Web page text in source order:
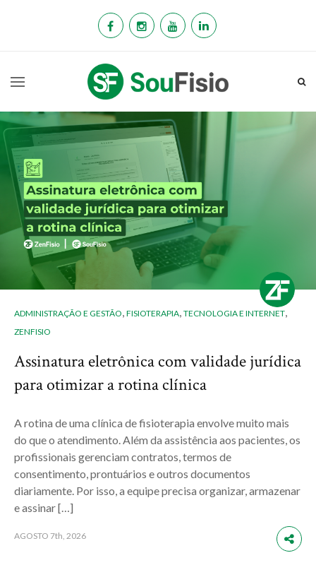
ADMINISTRAÇÃO E GESTÃO, FISIOTERAPIA, TECNOLOGIA E INTERNET,
ZENFISIO
Assinatura eletrônica com validade jurídica
para otimizar a rotina clínica
A rotina de uma clínica de fisioterapia envolve muito mais
do que o atendimento. Além da assistência aos pacientes, os
profissionais gerenciam contratos, termos de
consentimento, prontuários e outros documentos
diariamente. Por isso, a equipe precisa organizar, armazenar
e assinar […]
AGOSTO 7th, 2026